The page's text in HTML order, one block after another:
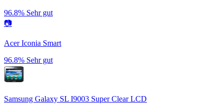
96.8% Sehr gut
📷
Acer Iconia Smart
96.8% Sehr gut
Samsung Galaxy SL I9003 Super Clear LCD